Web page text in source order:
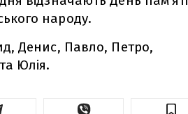
народу.
Денис, Павло, Петро,
Юлія.